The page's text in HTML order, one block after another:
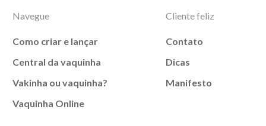
Navegue
Como criar e lançar
Central da vaquinha
Vakinha ou vaquinha?
Vaquinha Online
Cliente feliz
Contato
Dicas
Manifesto